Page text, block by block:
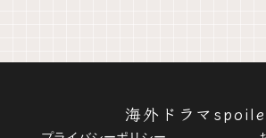
海外ドラマ